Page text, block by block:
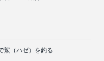
（ハゼ）を釣る